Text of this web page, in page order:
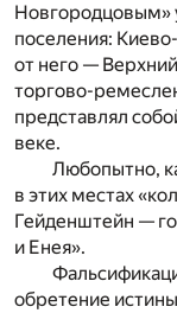
Новгородцовым»
поселения:
от него —
торгово-
представлял
веке.
Любопытно,
в этих местах
Гейденштейн —
и Енея».
обретение